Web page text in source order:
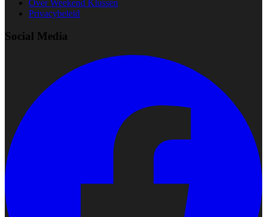
Over Weekend Klussen
Privacybeleid
Social Media